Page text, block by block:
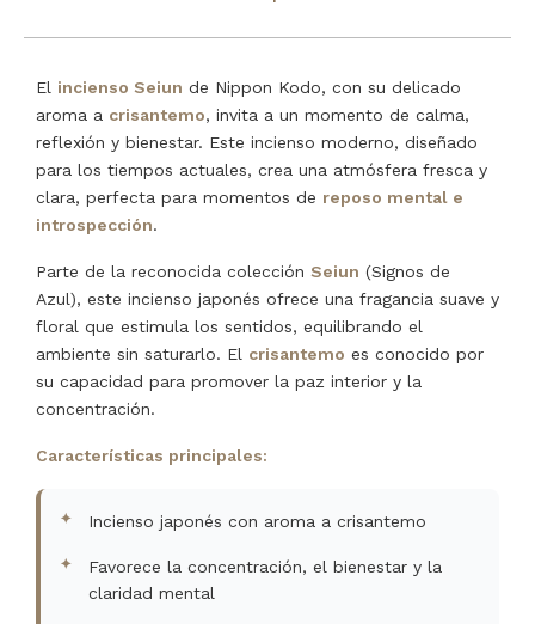
El incienso Seiun de Nippon Kodo, con su delicado
aroma a crisantemo, invita a un momento de calma,
reflexión y bienestar. Este incienso moderno, diseñado
para los tiempos actuales, crea una atmósfera fresca y
clara, perfecta para momentos de reposo mental e
introspección.
Parte de la reconocida colección Seiun (Signos de
Azul), este incienso japonés ofrece una fragancia suave y
floral que estimula los sentidos, equilibrando el
ambiente sin saturarlo. El crisantemo es conocido por
su capacidad para promover la paz interior y la
concentración.
Características principales:
Incienso japonés con aroma a crisantemo
Favorece la concentración, el bienestar y la
claridad mental